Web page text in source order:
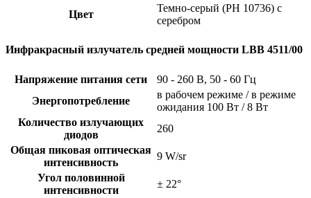
Цвет
Темно-серый (PH 10736) с
серебром
Инфракрасный излучатель средней мощности LBB 4511/00
Напряжение питания сети
90 - 260 В, 50 - 60 Гц
Энергопотребление
в рабочем режиме / в режиме
ожидания 100 Вт / 8 Вт
Количество излучающих
диодов
260
Общая пиковая оптическая
интенсивность
9 W/sr
Угол половинной
интенсивности
± 22°